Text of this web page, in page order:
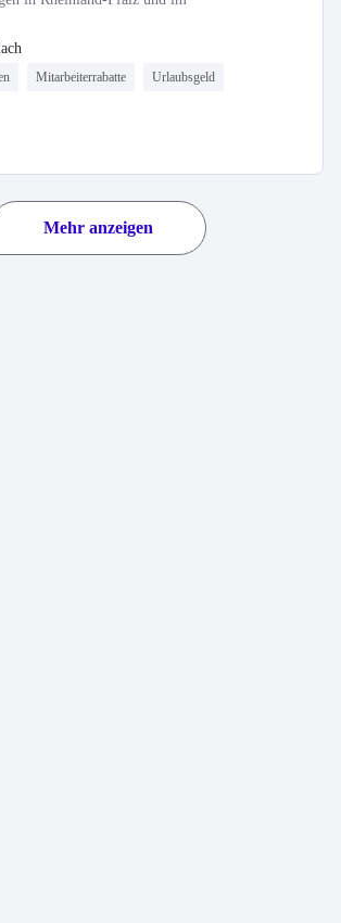
Mitarbeiterrabatte Urlaubsgeld
Mehr anzeigen